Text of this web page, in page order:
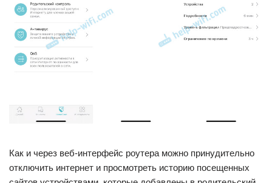
Как и через веб-интерфейс роутера можно принудительно
отключить интернет и просмотреть историю посещенных